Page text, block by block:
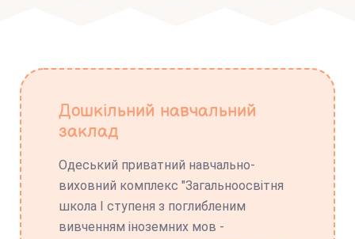
Дошкільний навчальний
заклад
Одеський приватний навчально-
виховний комплекс "Загальноосвітня
школа І ступеня з поглибленим
вивченням іноземних мов -